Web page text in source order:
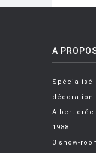
A
Spécialisé
décoration
Albert crée
1988.
3 show-